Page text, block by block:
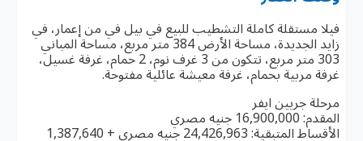
فيلا مستقلة كاملة التشطيب للبيع في بيل في من إعمار، في
زايد الجديدة، مساحة الأرض 384 متر مربع، مساحة المباني
303 متر مربع، تتكون من 3 غرف نوم، 2 حمام، غرفة غسيل،
غرفة مربية بحمام، غرفة معيشة عائلية مفتوحة.
مرحلة جريين ايفر
المقدم: 16,900,000 جنيه مصري
الأقساط المتبقية: 24,426,963 جنيه مصري + 1,387,640